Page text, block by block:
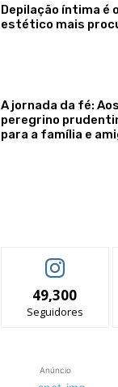
Depilação íntima é
estético mais
A jornada da fé:
peregrino
para a família e
49,300
Seguidores
Anúncio